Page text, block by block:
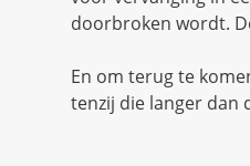
doorbroken wordt.
En om terug te
tenzij die langer dan